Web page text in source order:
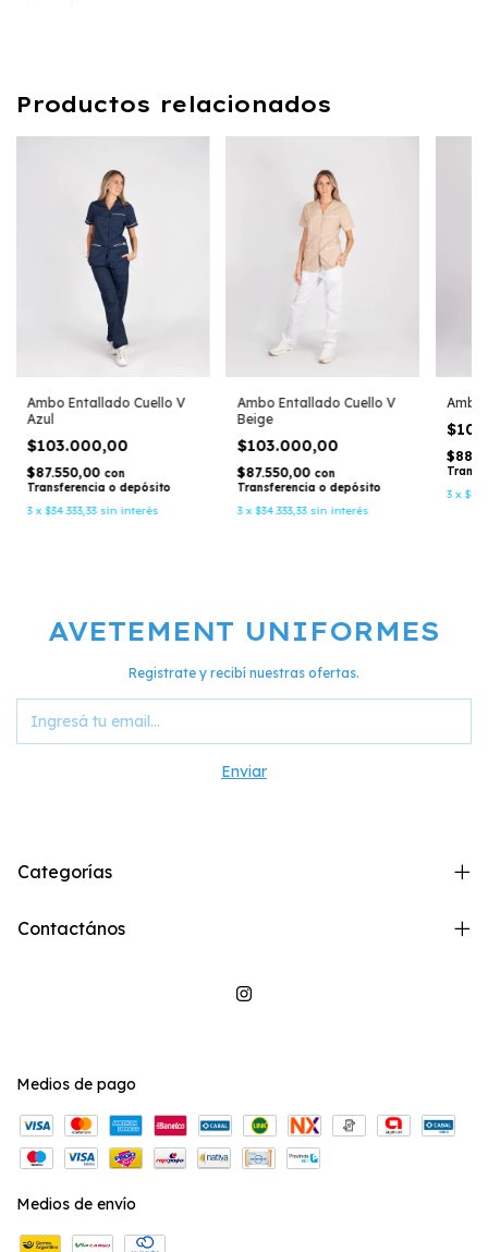
Productos relacionados
Ambo Entallado Cuello V
Azul
$103.000,00
$87.550,00 con
Transferencia o depósito
3 x$34.333,33 sin interés
Ambo Entallado Cuello V
Beige
$103.000,00
$87.550,00 con
Transferencia o depósito
3 x$34.333,33 sin interés
Ambo
3 x
AVETEMENT UNIFORMES
Registrate y recibí nuestras ofertas.
Categorías
Contactános
Medios de pago
Medios de envío